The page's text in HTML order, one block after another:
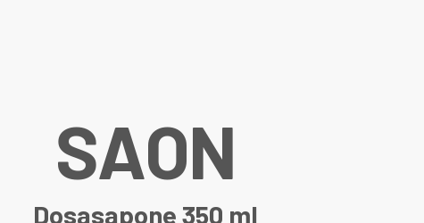
SAON
Dosasapone 350 ml